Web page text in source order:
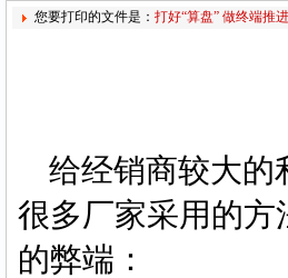
您要打印的文件是： 打好“算盘” 做终端推进
给经销商较大的
很多厂家采用的方
的弊端：